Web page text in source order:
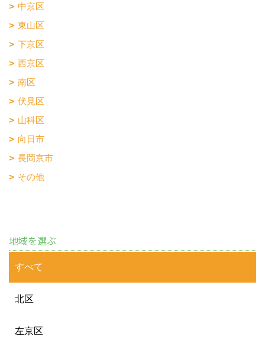
中京区
東山区
下京区
西京区
南区
伏見区
山科区
向日市
長岡京市
その他
地域を選ぶ
すべて
北区
左京区